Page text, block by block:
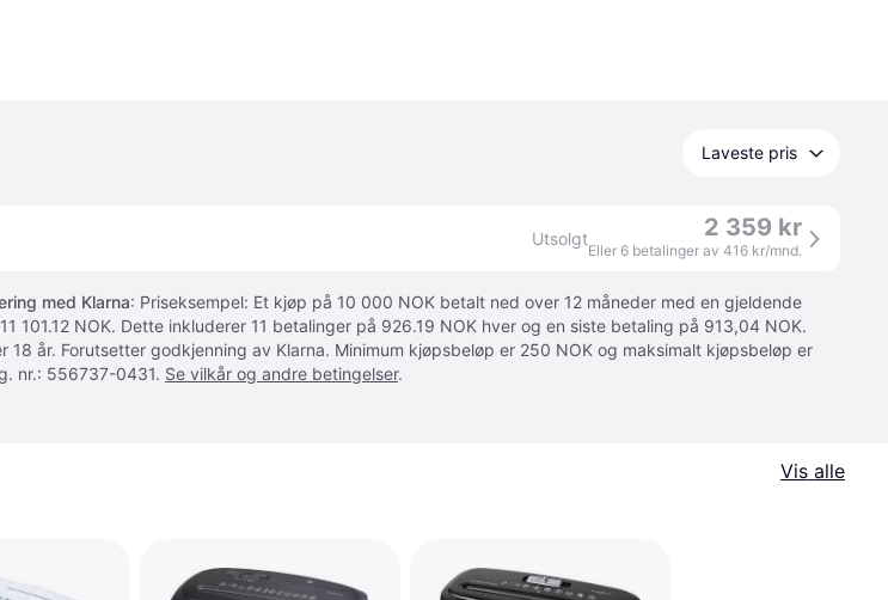
Laveste pris
Utsolgt 2 359 kr
Eller 6 betalinger av 416 kr/mnd.
med Klarna: Priseksempel: Et kjøp på 10 000 NOK betalt ned over 12 måneder med en gjeldende
101.12 NOK. Dette inkluderer 11 betalinger på 926.19 NOK hver og en siste betaling på 913,04 NOK.
år. Forutsetter godkjenning av Klarna. Minimum kjøpsbeløp er 250 NOK og maksimalt kjøpsbeløp er
nr.: 556737-0431. Se vilkår og andre betingelser.
Vis alle